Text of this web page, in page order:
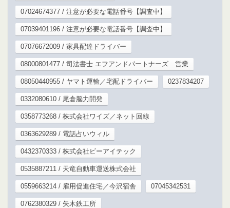
07024674377 / 注意が必要な電話番号【調査中】
07039401196 / 注意が必要な電話番号【調査中】
07076672009 / 家具配達ドライバー
08000801477 / 司法書士 エフアンドパートナーズ 営業
08050440955 / ヤマト運輸／宅配ドライバー 0237834207
0332080610 / 尾倉脳力開発
0358773268 / 株式会社ワイズ／ネット回線
0363629289 / 電話占いウィル
0432370333 / 株式会社ビーアイテック
0535887211 / 天竜自動車運送株式会社
0559663214 / 雇用促進住宅／今沢宿舎 07045342531
0762380329 / 矢木鉄工所